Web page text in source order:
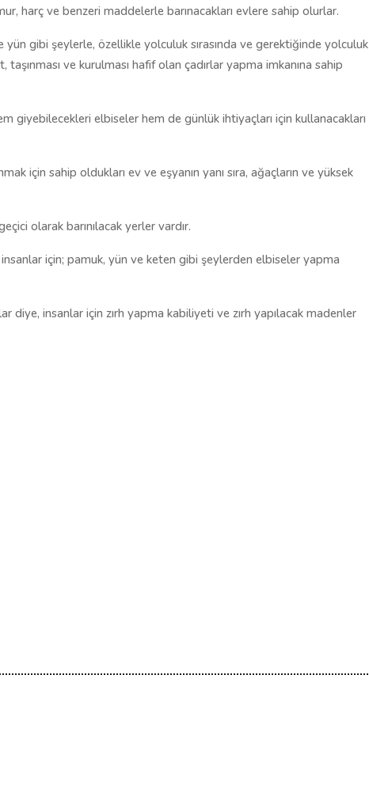
harç ve benzeri maddelerle barınacakları evlere sahip olurlar.
yün gibi şeylerle, özellikle yolculuk sırasında ve gerektiğinde yolculuk
taşınması ve kurulması hafif olan çadırlar yapma imkanına sahip
giyebilecekleri elbiseler hem de günlük ihtiyaçları için kullanacakları
için sahip oldukları ev ve eşyanın yanı sıra, ağaçların ve yüksek
olarak barınılacak yerler vardır.
için; pamuk, yün ve keten gibi şeylerden elbiseler yapma
diye, insanlar için zırh yapma kabiliyeti ve zırh yapılacak madenler